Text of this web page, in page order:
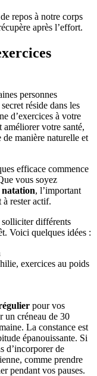
repos à notre corps
après l’effort.
personnes
réside dans les
d’exercices à votre
votre santé,
de manière naturelle et
efficace commence
vous soyez
natation, l’important
rester actif.
solliciter différents
Voici quelques idées :
exercices au poids
pour vos
un créneau de 30
La constance est
épanouissante. Si
d’incorporer de
comme prendre
pendant vos pauses.